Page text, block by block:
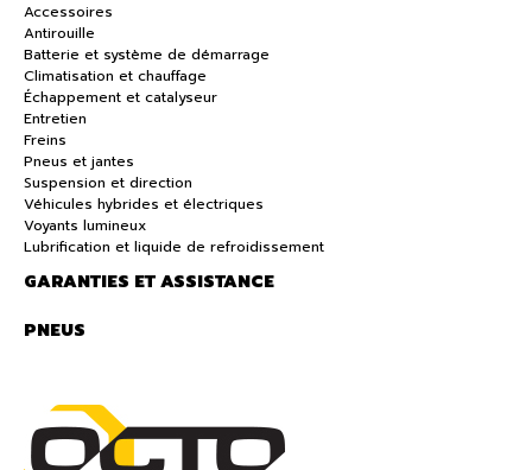
Accessoires
Antirouille
Batterie et système de démarrage
Climatisation et chauffage
Échappement et catalyseur
Entretien
Freins
Pneus et jantes
Suspension et direction
Véhicules hybrides et électriques
Voyants lumineux
Lubrification et liquide de refroidissement
GARANTIES ET ASSISTANCE
PNEUS